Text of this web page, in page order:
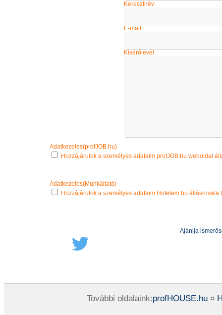
Keresztnév
E-mail
Kísérőlevél
Adatkezelés(profJOB.hu)
Hozzájárulok a személyes adataim profJOB.hu weboldal
Adatkezelés(Munkáltató)
Hozzájárulok a személyes adataim Hotelem.hu
Ajánlja
További oldalaink:profHOUSE.hu¤